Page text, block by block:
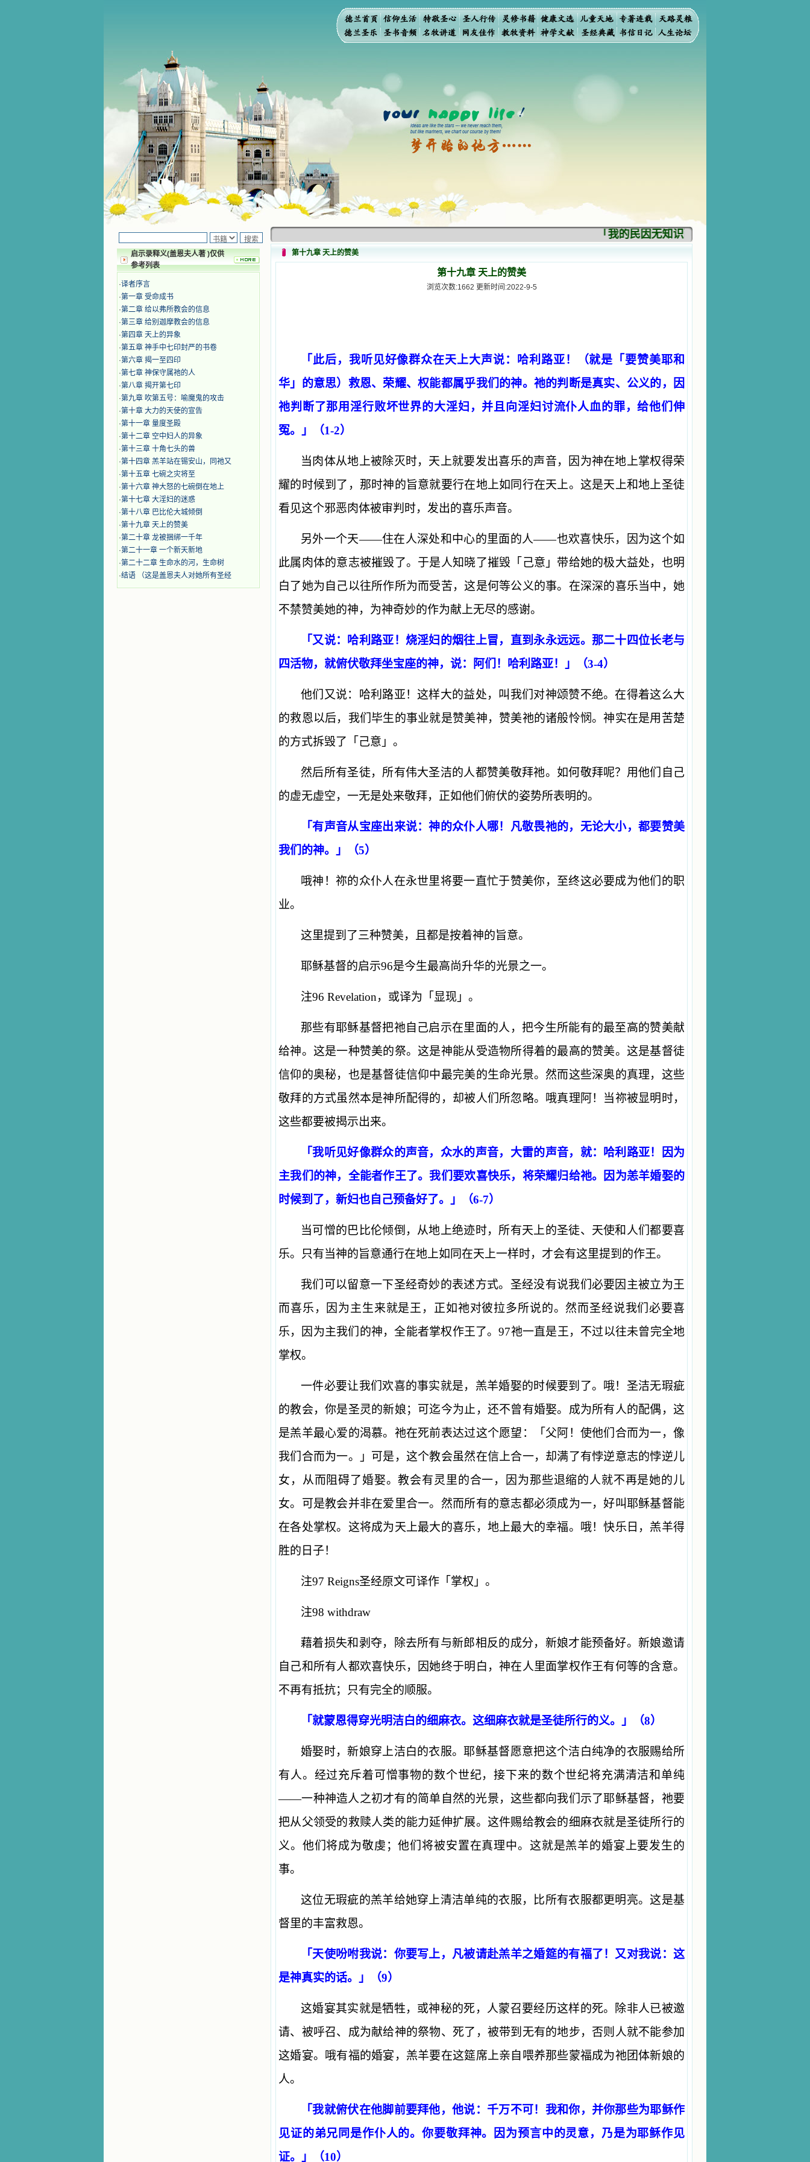
启示录释义(盖恩夫人著 )仅供
参考列表
·译者序言
·第一章 受命成书
·第二章 给以弗所教会的信息
·第三章 给别迦摩教会的信息
·第四章 天上的异象
·第五章 神手中七印封严的书卷
·第六章 揭一至四印
·第七章 神保守属祂的人
·第八章 揭开第七印
·第九章 吹第五号：喻魔鬼的攻击
·第十章 大力的天使的宣告
·第十一章 量度圣殿
·第十二章 空中妇人的异象
·第十三章 十角七头的兽
·第十四章 羔羊站在锡安山，同祂又
·第十五章 七碗之灾将至
·第十六章 神大怒的七碗倒在地上
·第十七章 大淫妇的迷惑
·第十八章 巴比伦大城倾倒
·第十九章 天上的赞美
·第二十章 龙被捆绑一千年
·第二十一章 一个新天新地
·第二十二章 生命水的河，生命树
·结语 （这是盖恩夫人对她所有圣经
「我的民因无知识而灭亡。你弃掉知识，我也
第十九章 天上的赞美
第十九章 天上的赞美
浏览次数:1662 更新时间:2022-9-5
「此后，我听见好像群众在天上大声说：哈利路亚！（就是「要赞美耶和
华」的意思）救恩、荣耀、权能都属乎我们的神。祂的判断是真实、公义的，因
祂判断了那用淫行败坏世界的大淫妇，并且向淫妇讨流仆人血的罪，给他们伸
冤。」（1-2）
当肉体从地上被除灭时，天上就要发出喜乐的声音，因为神在地上掌权得荣
耀的时候到了，那时神的旨意就要行在地上如同行在天上。这是天上和地上圣徒
看见这个邪恶肉体被审判时，发出的喜乐声音。
另外一个天——住在人深处和中心的里面的人——也欢喜快乐，因为这个如
此属肉体的意志被摧毁了。于是人知晓了摧毁「己意」带给她的极大益处，也明
白了她为自己以往所作所为而受苦，这是何等公义的事。在深深的喜乐当中，她
不禁赞美她的神，为神奇妙的作为献上无尽的感谢。
「又说：哈利路亚！烧淫妇的烟往上冒，直到永永远远。那二十四位长老与
四活物，就俯伏敬拜坐宝座的神，说：阿们！哈利路亚！」（3-4）
他们又说：哈利路亚！这样大的益处，叫我们对神颂赞不绝。在得着这么大
的救恩以后，我们毕生的事业就是赞美神，赞美祂的诸般怜悯。神实在是用苦楚
的方式拆毁了「己意」。
然后所有圣徒，所有伟大圣洁的人都赞美敬拜祂。如何敬拜呢？用他们自己
的虚无虚空，一无是处来敬拜，正如他们俯伏的姿势所表明的。
「有声音从宝座出来说：神的众仆人哪！凡敬畏祂的，无论大小，都要赞美
我们的神。」（5）
哦神！祢的众仆人在永世里将要一直忙于赞美你，至终这必要成为他们的职
业。
这里提到了三种赞美，且都是按着神的旨意。
耶稣基督的启示96是今生最高尚升华的光景之一。
注96 Revelation，或译为「显现」。
那些有耶稣基督把祂自己启示在里面的人，把今生所能有的最至高的赞美献
给神。这是一种赞美的祭。这是神能从受造物所得着的最高的赞美。这是基督徒
信仰的奥秘，也是基督徒信仰中最完美的生命光景。然而这些深奥的真理，这些
敬拜的方式虽然本是神所配得的，却被人们所忽略。哦真理阿！当祢被显明时，
这些都要被揭示出来。
「我听见好像群众的声音，众水的声音，大雷的声音，就：哈利路亚！因为
主我们的神，全能者作王了。我们要欢喜快乐，将荣耀归给祂。因为恙羊婚娶的
时候到了，新妇也自己预备好了。」（6-7）
当可憎的巴比伦倾倒，从地上绝迹时，所有天上的圣徒、天使和人们都要喜
乐。只有当神的旨意通行在地上如同在天上一样时，才会有这里提到的作王。
我们可以留意一下圣经奇妙的表述方式。圣经没有说我们必要因主被立为王
而喜乐，因为主生来就是王，正如祂对彼拉多所说的。然而圣经说我们必要喜
乐，因为主我们的神，全能者掌权作王了。97祂一直是王，不过以往未曾完全地
掌权。
一件必要让我们欢喜的事实就是，羔羊婚娶的时候要到了。哦！圣洁无瑕疵
的教会，你是圣灵的新娘；可迄今为止，还不曾有婚娶。成为所有人的配偶，这
是羔羊最心爱的渴慕。祂在死前表达过这个愿望：「父阿！使他们合而为一，像
我们合而为一。」可是，这个教会虽然在信上合一，却满了有悖逆意志的悖逆儿
女，从而阻碍了婚娶。教会有灵里的合一，因为那些退缩的人就不再是她的儿
女。可是教会并非在爱里合一。然而所有的意志都必须成为一，好叫耶稣基督能
在各处掌权。这将成为天上最大的喜乐，地上最大的幸福。哦！快乐日，羔羊得
胜的日子！
注97 Reigns圣经原文可译作「掌权」。
注98 withdraw
藉着损失和剥夺，除去所有与新郎相反的成分，新娘才能预备好。新娘邀请
自己和所有人都欢喜快乐，因她终于明白，神在人里面掌权作王有何等的含意。
不再有抵抗；只有完全的顺服。
「就蒙恩得穿光明洁白的细麻衣。这细麻衣就是圣徒所行的义。」（8）
婚娶时，新娘穿上洁白的衣服。耶稣基督愿意把这个洁白纯净的衣服赐给所
有人。经过充斥着可憎事物的数个世纪，接下来的数个世纪将充满清洁和单纯
——一种神造人之初才有的简单自然的光景，这些都向我们示了耶稣基督，祂要
把从父领受的救赎人类的能力延伸扩展。这件赐给教会的细麻衣就是圣徒所行的
义。他们将成为敬虔；他们将被安置在真理中。这就是羔羊的婚宴上要发生的
事。
这位无瑕疵的羔羊给她穿上清洁单纯的衣服，比所有衣服都更明亮。这是基
督里的丰富救恩。
「天使吩咐我说：你要写上，凡被请赴羔羊之婚筵的有福了！又对我说：这
是神真实的话。」（9）
这婚宴其实就是牺牲，或神秘的死，人蒙召要经历这样的死。除非人已被邀
请、被呼召、成为献给神的祭物、死了，被带到无有的地步，否则人就不能参加
这婚宴。哦有福的婚宴，羔羊要在这筵席上亲自喂养那些蒙福成为祂团体新娘的
人。
「我就俯伏在他脚前要拜他，他说：千万不可！我和你，并你那些为耶稣作
见证的弟兄同是作仆人的。你要敬拜神。因为预言中的灵意，乃是为耶稣作见
证。」（10）